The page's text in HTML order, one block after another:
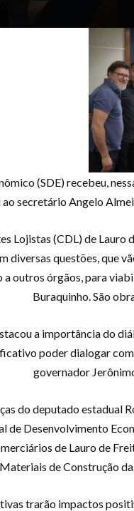
(SDE) recebeu,
secretário Angelo
Lojistas (CDL) de
diversas questões, que
outros órgãos, para
Buraquinho. São
a importância do
poder dialogar
governador
do deputado estadual
Desenvolvimento
de Lauro de
de Construção
trarão impactos